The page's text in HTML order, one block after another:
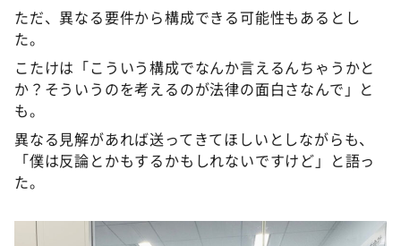
ただ、異なる要件から構成できる可能性もあるとし
た。
こたけは「こういう構成でなんか言えるんちゃうかと
か？そういうのを考えるのが法律の面白さなんで」と
も。
異なる見解があれば送ってきてほしいとしながらも、
「僕は反論とかもするかもしれないですけど」と語っ
た。